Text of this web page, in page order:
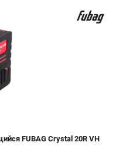
FUBAG Crystal 20R VH